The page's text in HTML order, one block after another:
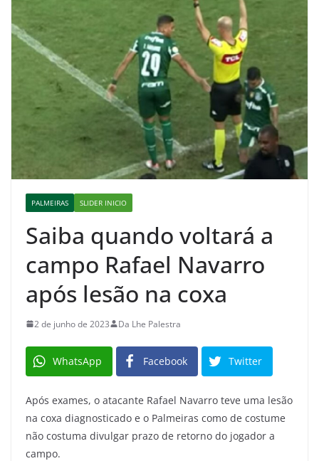
PALMEIRAS SLIDER INICIO
Saiba quando voltará a
campo Rafael Navarro
após lesão na coxa
2 de junho de 2023 Da Lhe Palestra
WhatsApp Facebook Twitter
Após exames, o atacante Rafael Navarro teve uma lesão
na coxa diagnosticado e o Palmeiras como de costume
não costuma divulgar prazo de retorno do jogador a
campo.